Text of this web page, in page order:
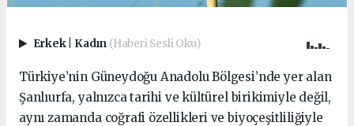
Erkek Kadın (Haberi Sesli Oku)
Türkiye’nin Güneydoğu Anadolu Bölgesi’nde yer alan
Şanlıurfa, yalnızca tarihi ve kültürel birikimiyle değil,
aynı zamanda coğrafi özellikleri ve biyoçeşitliliğiyle